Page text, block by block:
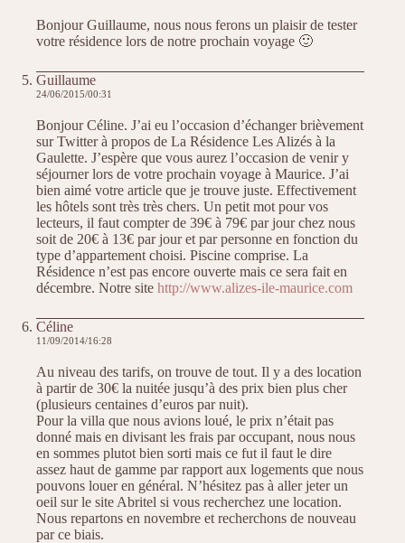
Bonjour Guillaume, nous nous ferons un plaisir de tester
votre résidence lors de notre prochain voyage 🙂
Guillaume
24/06/2015/00:31
Bonjour Céline. J’ai eu l’occasion d’échanger brièvement
sur Twitter à propos de La Résidence Les Alizés à la
Gaulette. J’espère que vous aurez l’occasion de venir y
séjourner lors de votre prochain voyage à Maurice. J’ai
bien aimé votre article que je trouve juste. Effectivement
les hôtels sont très très chers. Un petit mot pour vos
lecteurs, il faut compter de 39€ à 79€ par jour chez nous
soit de 20€ à 13€ par jour et par personne en fonction du
type d’appartement choisi. Piscine comprise. La
Résidence n’est pas encore ouverte mais ce sera fait en
décembre. Notre site http://www.alizes-ile-maurice.com
Céline
11/09/2014/16:28
Au niveau des tarifs, on trouve de tout. Il y a des location
à partir de 30€ la nuitée jusqu’à des prix bien plus cher
(plusieurs centaines d’euros par nuit).
Pour la villa que nous avions loué, le prix n’était pas
donné mais en divisant les frais par occupant, nous nous
en sommes plutot bien sorti mais ce fut il faut le dire
assez haut de gamme par rapport aux logements que nous
pouvons louer en général. N’hésitez pas à aller jeter un
oeil sur le site Abritel si vous recherchez une location.
Nous repartons en novembre et recherchons de nouveau
par ce biais.